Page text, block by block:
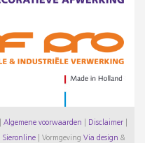
Algemene voorwaarden Disclaimer
Sieronline Vormgeving Via design &